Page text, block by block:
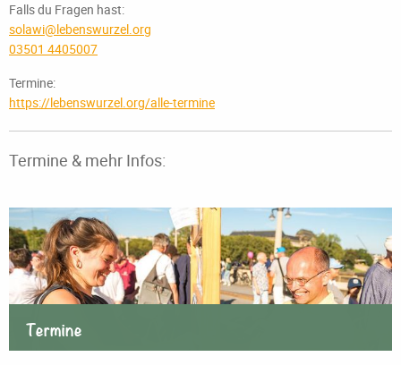
Falls du Fragen hast:
solawi@lebenswurzel.org
03501 4405007
Termine:
https://lebenswurzel.org/alle-termine
Termine & mehr Infos:
Termine